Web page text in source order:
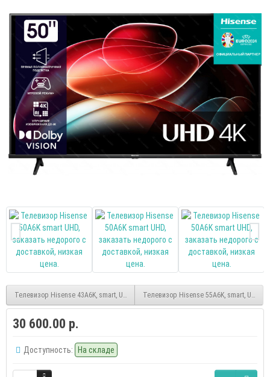
Телевизор Hisense 43A6K, smart, UHD, (Vidaa)Телевизор Hisense 55A6K, smart, UHD,
30 600.00 р.
Доступность: На складе